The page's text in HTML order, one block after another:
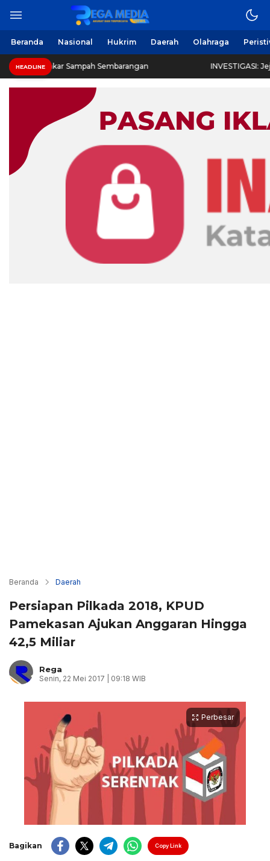
Beranda Nasional Hukrim Daerah Olahraga
HEADLINE
Sampah Sembarangan INVESTIGASI: Jejak Dokumen,
Beranda Daerah
Persiapan Pilkada 2018, KPUD
Pamekasan Ajukan Anggaran Hingga
42,5 Miliar
Rega
Senin, 22 Mei 2017 | 09:18 WIB
Perbesar
Bagikan Copy Link